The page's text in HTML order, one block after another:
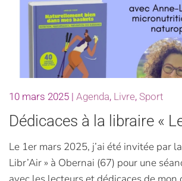
10 mars 2025 | Agenda, Livre, Sport
Dédicaces à la libraire «
Le 1er mars 2025, j’ai été invitée par
Libr’Air » à Obernai (67) pour une